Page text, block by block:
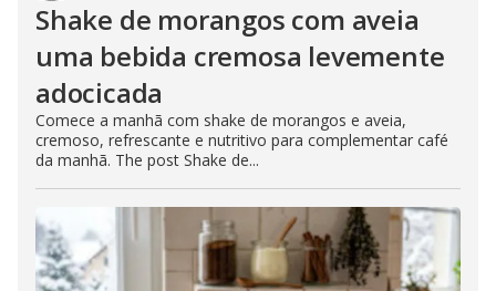
Shake de morangos com aveia
uma bebida cremosa levemente
adocicada
Comece a manhã com shake de morangos e aveia,
cremoso, refrescante e nutritivo para complementar café
da manhã. The post Shake de...